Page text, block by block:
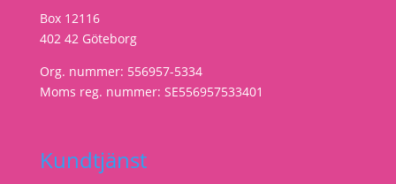
Box 12116
402 42 Göteborg
Org. nummer: 556957-5334
Moms reg. nummer: SE556957533401
Kundtjänst